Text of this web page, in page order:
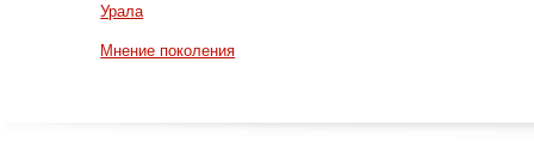
Урала
Мнение поколения